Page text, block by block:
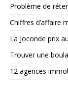
Problème de
Chiffres d’affaire
La Joconde prix
Trouver une
12 agences